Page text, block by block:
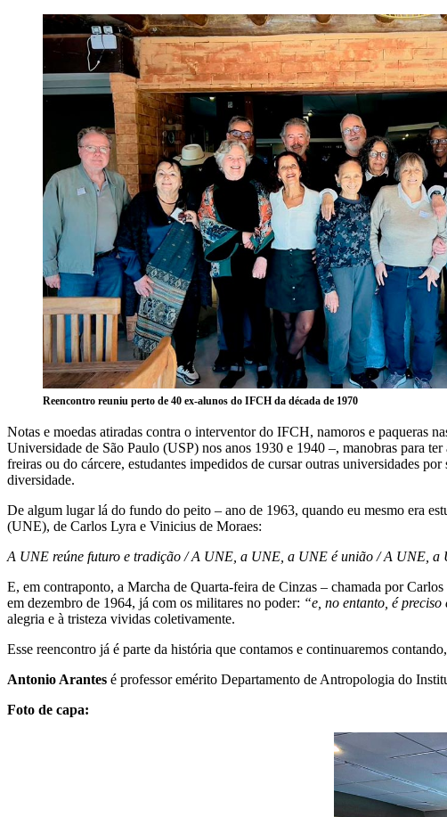
Reencontro reuniu perto de 40 ex-alunos do IFCH da década de 1970
Notas e moedas atiradas contra o interventor do IFCH, namoros e paqueras
Universidade de São Paulo (USP) nos anos 1930 e 1940 –, manobras para
freiras ou do cárcere, estudantes impedidos de cursar outras universidades
diversidade.
De algum lugar lá do fundo do peito – ano de 1963, quando eu mesmo era
(UNE), de Carlos Lyra e Vinicius de Moraes:
A UNE reúne futuro e tradição / A UNE, a UNE, a UNE é união / A UNE,
E, em contraponto, a Marcha de Quarta-feira de Cinzas – chamada por
em dezembro de 1964, já com os militares no poder: “e, no entanto, é
alegria e à tristeza vividas coletivamente.
Esse reencontro já é parte da história que contamos e continuaremos
Antonio Arantes é professor emérito Departamento de Antropologia do
Foto de capa: